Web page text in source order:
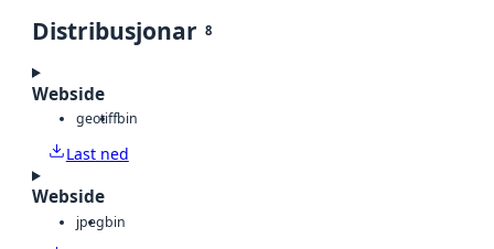
Distribusjonar 8
Webside
geotiffbin
Last ned
Webside
jpegbin